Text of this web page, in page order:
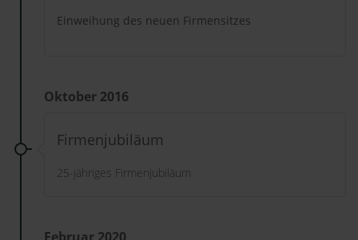
Einweihung des neuen Firmensitzes
Oktober 2016
Firmenjubiläum
25-jähriges Firmenjubiläum
Februar 2020